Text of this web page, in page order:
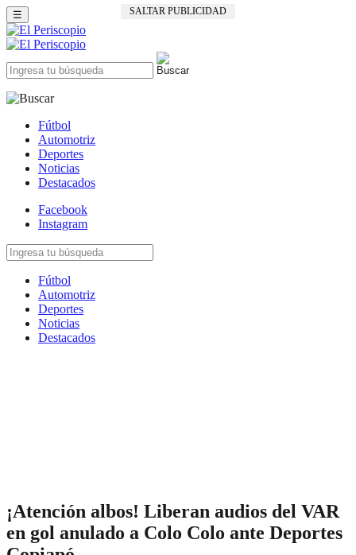
SALTAR PUBLICIDAD
☰
Fútbol
Automotriz
Deportes
Noticias
Destacados
Facebook
Instagram
Fútbol
Automotriz
Deportes
Noticias
Destacados
¡Atención albos! Liberan audios del VAR
en gol anulado a Colo Colo ante Deportes